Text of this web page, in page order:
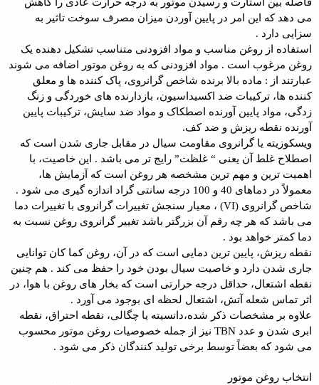
می دهد که این امر در پایین آوردن میزان مصرف سوخت تاثیر به
سزایی دارد .
استفاده از روغن مناسب و مواد افزودنی متناسب تشکیل دهنده یک
روغن مرغوب است . مواد افزودنی که به روغن موتور اضافه می شوند
عبارتند از : ماده بالا برنده شاخص گرانروی، پاک کننده ها و معلق
کننده ها، ترکیبات ضد اکسیداسیون، بازدارنده های خوردگی و زنگ
زدگی، مواد پایین آورنده اصطکاک و مواد ضد سایش، ترکیبات پایین
آورنده نقطه ریزش و ضد کف.
ویسکوزیته یا گرانروی مقاومت سیال در مقابل جاری شدن است که
اصطلاح غلط آن یعنی “ غلظت” رایج تر می باشد . این خاصیت، با
اهمیت ترین و مهم ترین مشخصه هر روغن است که آزمایش ها،
معمولاً در دماهای 40 و 100 درجه سانتی گراد اندازه گیری می شود .
شاخص گرانروی (VI) ، معیار سنجش تغییرات گرانروی با تغییرات دما
می باشد که هر چه رقم آن بزرگتر باشد تغییر گرانروی روغن نسبت به
دما کمتر خواهد بود .
نقطه ریزش، پایین ترین دمایی است که در آن، روغن کما کان توانایی
جاری شدن دارد و خاصیت سیال بودن خود را حفظ می کند . هم چنین
نقطه اشتعال، حداقل درجه حرارتی است که بخار های روغن با هوا، در
اثر تماس شعله آتش، اشتعال لحظه ای بوجود می آورد .
علاوه بر مشخصات ذکر شده،دانسیته یا چگالی، نقطه احتراق، نقطه
ابری شدن و عدد TBN نیز از جمله خصوصیات روغن موتور محسوب
می شود که بعضاً توسط برخی تولید کنندگان ذکر می شود .
انتخاب روغن موتور